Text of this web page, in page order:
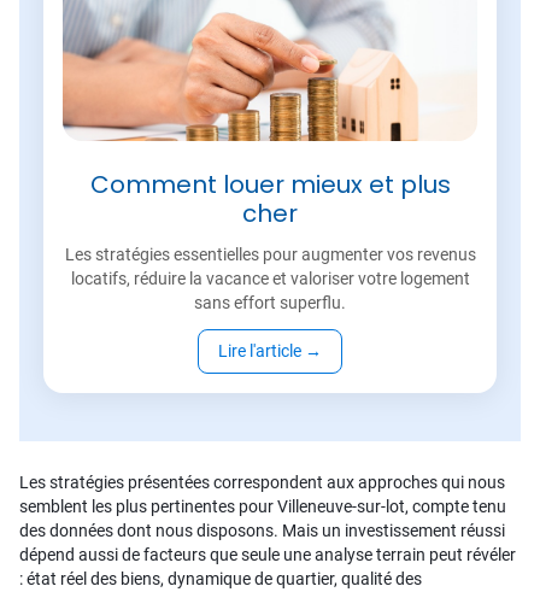
Comment louer mieux et plus
cher
Les stratégies essentielles pour augmenter vos revenus
locatifs, réduire la vacance et valoriser votre logement
sans effort superflu.
Lire l'article →
Les stratégies présentées correspondent aux approches qui nous
semblent les plus pertinentes pour Villeneuve-sur-lot, compte tenu
des données dont nous disposons. Mais un investissement réussi
dépend aussi de facteurs que seule une analyse terrain peut révéler
: état réel des biens, dynamique de quartier, qualité des